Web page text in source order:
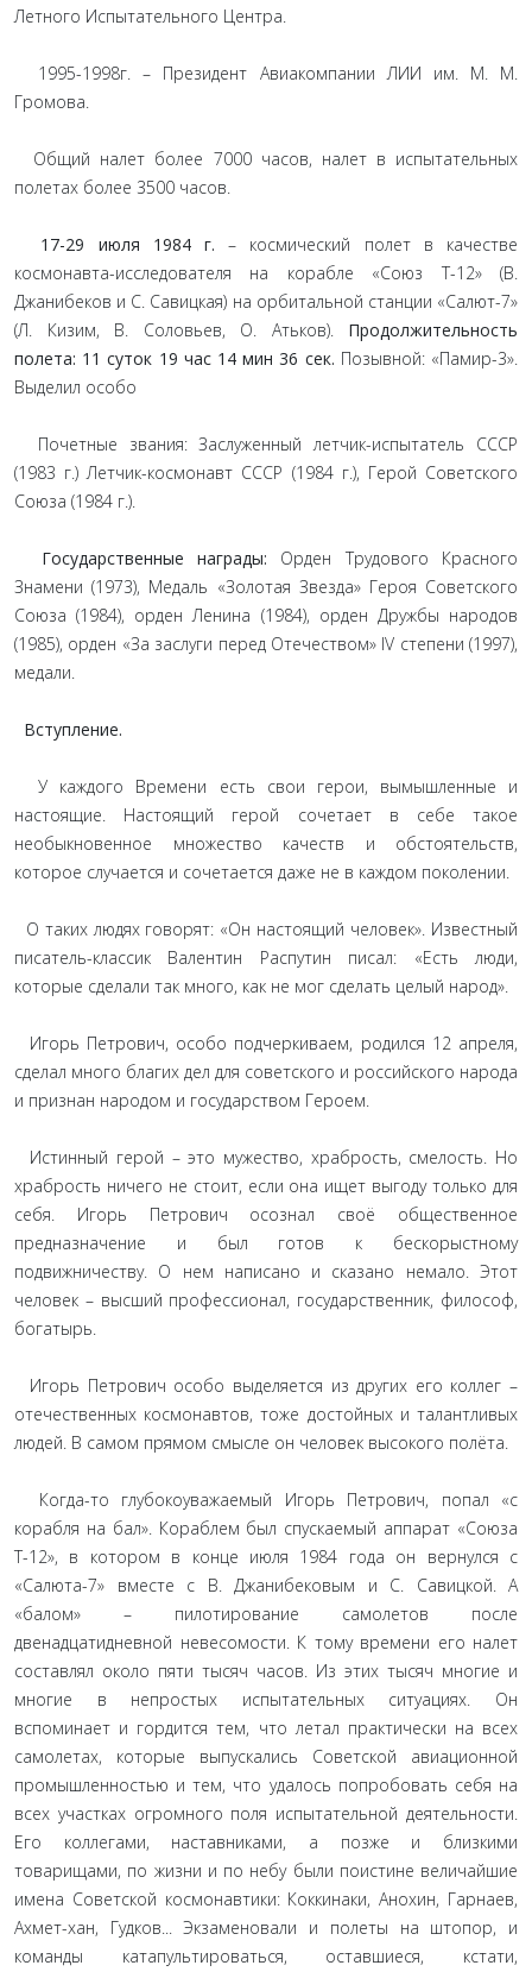
Летного Испытательного Центра.
1995-1998г. – Президент Авиакомпании ЛИИ им. М. М.
Громова.
Общий налет более 7000 часов, налет в испытательных
полетах более 3500 часов.
17-29 июля 1984 г. – космический полет в качестве
космонавта-исследователя на корабле «Союз Т-12» (В.
Джанибеков и С. Савицкая) на орбитальной станции «Салют-7»
(Л. Кизим, В. Соловьев, О. Атьков). Продолжительность
полета: 11 суток 19 час 14 мин 36 сек. Позывной: «Памир-3».
Выделил особо
Почетные звания: Заслуженный летчик-испытатель СССР
(1983 г.) Летчик-космонавт СССР (1984 г.), Герой Советского
Союза (1984 г.).
Государственные награды: Орден Трудового Красного
Знамени (1973), Медаль «Золотая Звезда» Героя Советского
Союза (1984), орден Ленина (1984), орден Дружбы народов
(1985), орден «За заслуги перед Отечеством» IV степени (1997),
медали.
Вступление.
У каждого Времени есть свои герои, вымышленные и
настоящие. Настоящий герой сочетает в себе такое
необыкновенное множество качеств и обстоятельств,
которое случается и сочетается даже не в каждом поколении.
О таких людях говорят: «Он настоящий человек». Известный
писатель-классик Валентин Распутин писал: «Есть люди,
которые сделали так много, как не мог сделать целый народ».
Игорь Петрович, особо подчеркиваем, родился 12 апреля,
сделал много благих дел для советского и российского народа
и признан народом и государством Героем.
Истинный герой – это мужество, храбрость, смелость. Но
храбрость ничего не стоит, если она ищет выгоду только для
себя. Игорь Петрович осознал своё общественное
предназначение и был готов к бескорыстному
подвижничеству. О нем написано и сказано немало. Этот
человек – высший профессионал, государственник, философ,
богатырь.
Игорь Петрович особо выделяется из других его коллег –
отечественных космонавтов, тоже достойных и талантливых
людей. В самом прямом смысле он человек высокого полёта.
Когда-то глубокоуважаемый Игорь Петрович, попал «с
корабля на бал». Кораблем был спускаемый аппарат «Союза
Т-12», в котором в конце июля 1984 года он вернулся с
«Салюта-7» вместе с В. Джанибековым и С. Савицкой. А
«балом» – пилотирование самолетов после
двенадцатидневной невесомости. К тому времени его налет
составлял около пяти тысяч часов. Из этих тысяч многие и
многие в непростых испытательных ситуациях. Он
вспоминает и гордится тем, что летал практически на всех
самолетах, которые выпускались Советской авиационной
промышленностью и тем, что удалось попробовать себя на
всех участках огромного поля испытательной деятельности.
Его коллегами, наставниками, а позже и близкими
товарищами, по жизни и по небу были поистине величайшие
имена Советской космонавтики: Коккинаки, Анохин, Гарнаев,
Ахмет-хан, Гудков... Экзаменовали и полеты на штопор, и
команды катапультироваться, оставшиеся, кстати,